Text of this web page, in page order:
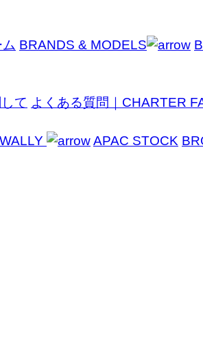
BRANDS & MODELS
て よくある質問｜CHARTER
WALLY APAC STOCK